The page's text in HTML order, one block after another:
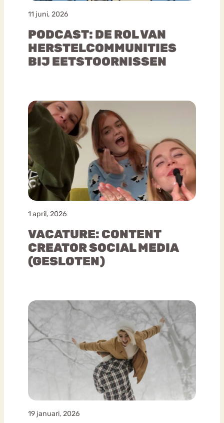
11 juni, 2026
PODCAST: DE ROL VAN
HERSTELCOMMUNITIES
BIJ EETSTOORNISSEN
1 april, 2026
VACATURE: CONTENT
CREATOR SOCIAL MEDIA
(GESLOTEN)
19 januari, 2026